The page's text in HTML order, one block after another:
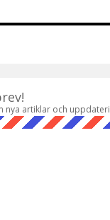
nya artiklar och